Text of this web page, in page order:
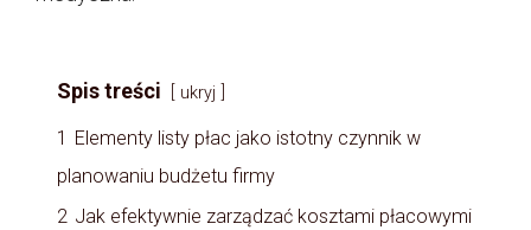
Spis treści ukryj
1
Elementy listy płac jako istotny czynnik w
planowaniu budżetu firmy
2 Jak efektywnie zarządzać kosztami płacowymi